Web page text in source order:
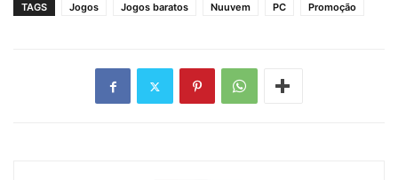
TAGS Jogos Jogos baratos Nuuvem PC Promoção